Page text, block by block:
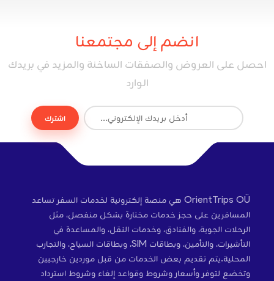
انضم إلى مجتمعنا
احصل على العروض والصفقات الساخنة والمزيد في بريدك
الوارد
اشترك
OrientTrips OÜ هي منصة إلكترونية لخدمات السفر تساعد
المسافرين على حجز خدمات مختارة بشكل منفصل، مثل
الرحلات الجوية، والفنادق، وخدمات النقل، والمساعدة في
التأشيرات، والتأمين، وبطاقات SIM، وبطاقات السياح، والتجارب
المحلية.يتم تقديم بعض الخدمات من قبل موردين خارجيين
وتخضع لتوفر وأسعار وشروط وقواعد إلغاء وشروط استرداد